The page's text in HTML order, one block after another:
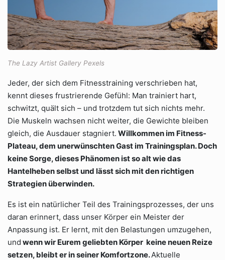
The Lazy Artist Gallery Pexels
Jeder, der sich dem Fitnesstraining verschrieben hat,
kennt dieses frustrierende Gefühl: Man trainiert hart,
schwitzt, quält sich – und trotzdem tut sich nichts mehr.
Die Muskeln wachsen nicht weiter, die Gewichte bleiben
gleich, die Ausdauer stagniert. Willkommen im Fitness-
Plateau, dem unerwünschten Gast im Trainingsplan. Doch
keine Sorge, dieses Phänomen ist so alt wie das
Hantelheben selbst und lässt sich mit den richtigen
Strategien überwinden.
Es ist ein natürlicher Teil des Trainingsprozesses, der uns
daran erinnert, dass unser Körper ein Meister der
Anpassung ist. Er lernt, mit den Belastungen umzugehen,
und wenn wir Eurem geliebten Körper keine neuen Reize
setzen, bleibt er in seiner Komfortzone.Aktuelle